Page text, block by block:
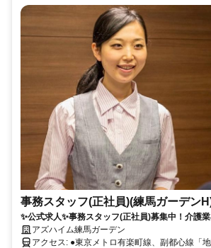
事務スタッフ(正社員)(練馬ガーデン
✨公式求人✨事務スタッフ(正社員)募集中！介護
躍しています◎研修制度も充実★
アズハイム練馬ガーデン
アクセス: ●東京メトロ有楽町線、副都心線「地下鉄赤塚駅」4番出口